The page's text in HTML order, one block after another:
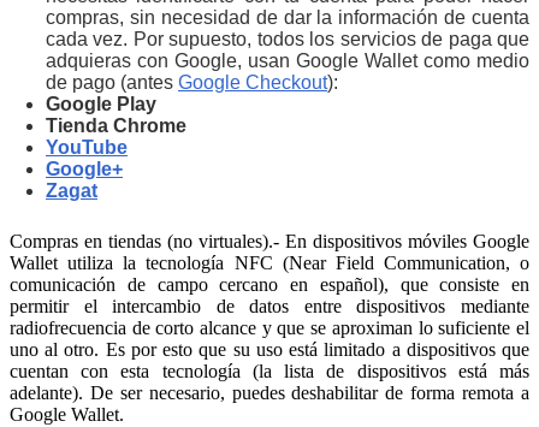
compras, sin necesidad de dar la información de cuenta
cada vez. Por supuesto, todos los servicios de paga que
adquieras con Google, usan Google Wallet como medio
de pago (antes Google Checkout):
Google Play
Tienda Chrome
YouTube
Google+
Zagat
Compras en tiendas (no virtuales).- En dispositivos móviles Google
Wallet utiliza la tecnología NFC (Near Field Communication, o
comunicación de campo cercano en español), que consiste en
permitir el intercambio de datos entre dispositivos mediante
radiofrecuencia de corto alcance y que se aproximan lo suficiente el
uno al otro. Es por esto que su uso está limitado a dispositivos que
cuentan con esta tecnología (la lista de dispositivos está más
adelante). De ser necesario, puedes deshabilitar de forma remota a
Google Wallet.